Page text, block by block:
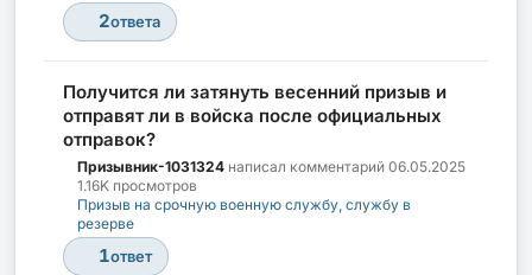
2ответа
Получится ли затянуть весенний призыв и
отправят ли в войска после официальных
отправок?
Призывник-1031324 написал комментарий 06.05.2025
1.16K просмотров
Призыв на срочную военную службу, службу в
резерве
1ответ